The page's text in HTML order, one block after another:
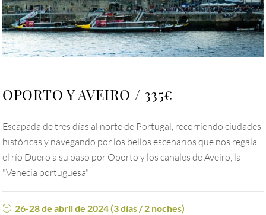
OPORTO Y AVEIRO 335€
Escapada de tres días al norte de Portugal, recorriendo ciudades
históricas y navegando por los bellos escenarios que nos regala
el río Duero a su paso por Oporto y los canales de Aveiro, la
"Venecia portuguesa"
26-28 de abril de 2024 (3 días / 2 noches)